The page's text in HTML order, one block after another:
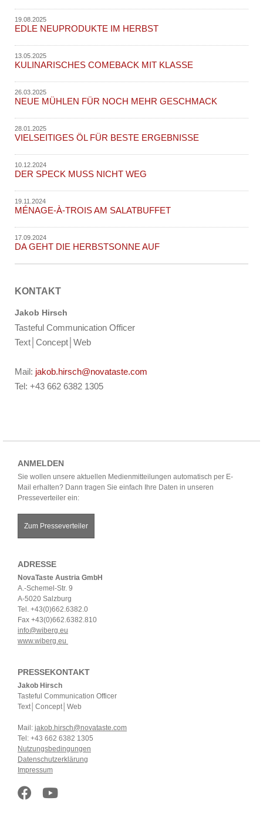
19.08.2025
EDLE NEUPRODUKTE IM HERBST
13.05.2025
KULINARISCHES COMEBACK MIT KLASSE
26.03.2025
NEUE MÜHLEN FÜR NOCH MEHR GESCHMACK
28.01.2025
VIELSEITIGES ÖL FÜR BESTE ERGEBNISSE
10.12.2024
DER SPECK MUSS NICHT WEG
19.11.2024
MÉNAGE-À-TROIS AM SALATBUFFET
17.09.2024
DA GEHT DIE HERBSTSONNE AUF
KONTAKT
Jakob Hirsch
Tasteful Communication Officer
Text│Concept│Web
Mail: jakob.hirsch@novataste.com
Tel: +43 662 6382 1305
ANMELDEN
Sie wollen unsere aktuellen Medienmitteilungen automatisch per E-
Mail erhalten? Dann tragen Sie einfach Ihre Daten in unseren
Presseverteiler ein:
Zum Presseverteiler
ADRESSE
NovaTaste Austria GmbH
A.-Schemel-Str. 9
A-5020 Salzburg
Tel. +43(0)662.6382.0
Fax +43(0)662.6382.810
info@wiberg.eu
www.wiberg.eu
PRESSEKONTAKT
Jakob Hirsch
Tasteful Communication Officer
Text│Concept│Web
Mail: jakob.hirsch@novataste.com
Tel: +43 662 6382 1305
Nutzungsbedingungen
Datenschutzerklärung
Impressum